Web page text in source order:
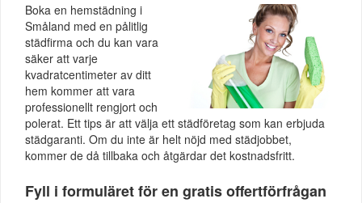
Boka en hemstädning i
Småland med en pålitlig
städfirma och du kan vara
säker att varje
kvadratcentimeter av ditt
hem kommer att vara
professionellt rengjort och
polerat. Ett tips är att välja ett städföretag som kan erbjuda
städgaranti. Om du inte är helt nöjd med städjobbet,
kommer de då tillbaka och åtgärdar det kostnadsfritt.
Fyll i formuläret för en gratis offertförfrågan